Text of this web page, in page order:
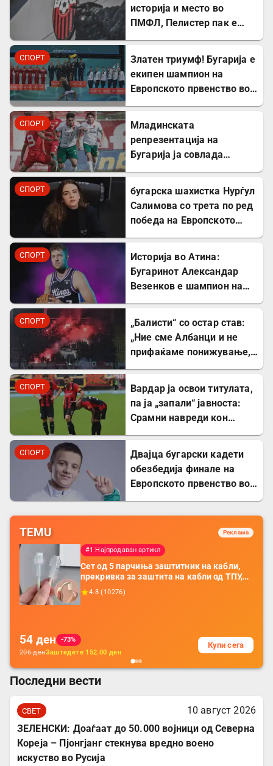
историја и место во
ПМФЛ, Пелистер пак e
СПОРТ
Златен триумф! Бугарија е
екипен шампион на
Европското првенство во
СПОРТ
Младинската
репрезентација на
Бугарија ја совлада
СПОРТ
бугарска шахистка Нурѓул
Салимова со трета по ред
победа на Европското
СПОРТ
Историја во Атина:
Бугаринот Александар
Везенков е шампион на
СПОРТ
„Балисти“ со остар став:
„Ние сме Албанци и не
прифаќаме понижување,
СПОРТ
Вардар ја освои титулата,
па ја „запали“ јавноста:
Срамни навреди кон
СПОРТ
Двајца бугарски кадети
обезбедија финале на
Европското првенство во
TEMU Реклама
#1 Најпродаван артикл
Сет од 5 парчиња заштитник на кабли,
прекривка за заштита на кабли од ТПУ,
додатоци за заштита на кабли, без
батерија, за мобилни телефони, комплет
4.8 ( 10276)
54 ден
-73%
206денЗаштедете 152.00 ден
Купи сега
Последни вести
СВЕТ
10 август 2026
ЗЕЛЕНСКИ: Доаѓаат до 50.000 војници од Северна
Кореја – Пјонгјанг стекнува вредно воено
искуство во Русија